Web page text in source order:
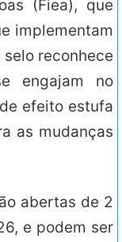
(Fiea), que
implementam
reconhece
engajam no
efeito estufa
as mudanças
abertas de 2
e podem ser